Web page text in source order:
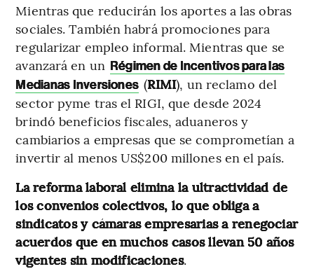
Mientras que reducirán los aportes a las obras
sociales. También habrá promociones para
regularizar empleo informal. Mientras que se
avanzará en un Régimen de Incentivos para las
Medianas Inversiones (RIMI), un reclamo del
sector pyme tras el RIGI, que desde 2024
brindó beneficios fiscales, aduaneros y
cambiarios a empresas que se comprometían a
invertir al menos US$200 millones en el país.
La reforma laboral elimina la ultractividad de
los convenios colectivos, lo que obliga a
sindicatos y cámaras empresarias a renegociar
acuerdos que en muchos casos llevan 50 años
vigentes sin modificaciones.